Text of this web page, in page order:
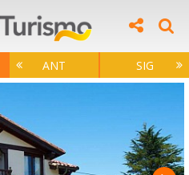
ANT SIG